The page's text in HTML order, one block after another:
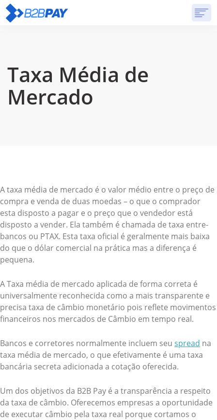
Taxa Média de
Mercado
A taxa média de mercado é o valor médio entre o preço de
compra e venda de duas moedas – o que o comprador
esta disposto a pagar e o preço que o vendedor está
disposto a vender. Ela também é chamada de taxa entre-
bancos ou PTAX. Esta taxa oficial é geralmente mais baixa
do que o dólar comercial na prática mas a diferença é
pequena.
A Taxa média de mercado aplicada de forma correta é
universalmente reconhecida como a mais transparente e
precisa taxa de câmbio monetário pois reflete movimentos
financeiros nos mercados de Câmbio em tempo real.
Bancos e corretores normalmente incluem seu spread na
taxa média de mercado, o que efetivamente é uma taxa
bancária secreta adicionada a cotação oferecida.
Um dos objetivos da B2B Pay é a transparência a respeito
da taxa de câmbio. Oferecemos empresas a oportunidade
de executar câmbio pela taxa real porque cortamos o